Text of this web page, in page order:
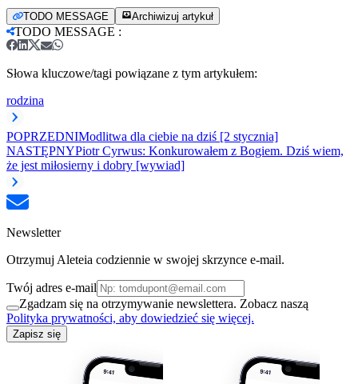
TODO MESSAGE Archiwizuj artykuł
TODO MESSAGE :
Słowa kluczowe/tagi powiązane z tym artykułem:
rodzina
POPRZEDNIModlitwa dla ciebie na dziś [2 stycznia]
NASTĘPNYPiotr Cyrwus: Konkurowałem z Bogiem. Dziś wiem,
że jest miłosierny i dobry [wywiad]
Newsletter
Otrzymuj Aleteia codziennie w swojej skrzynce e-mail.
Twój adres e-mail
Zgadzam się na otrzymywanie newslettera. Zobacz naszą
Polityka prywatności, aby dowiedzieć się więcej.
Zapisz się